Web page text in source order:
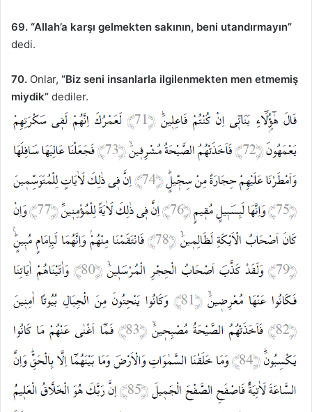
69. “Allah’a karşı gelmekten sakının, beni utandırmayın”
dedi.
70. Onlar, “Biz seni insanlarla ilgilenmekten men etmemiş
miydik” dediler.